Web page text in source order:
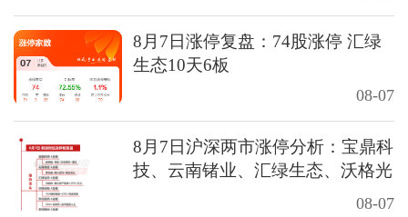
8月7日涨停复盘：74股涨停 汇绿
生态10天6板
08-07
8月7日沪深两市涨停分析：宝鼎科
技、云南锗业、汇绿生态、沃格光
08-07